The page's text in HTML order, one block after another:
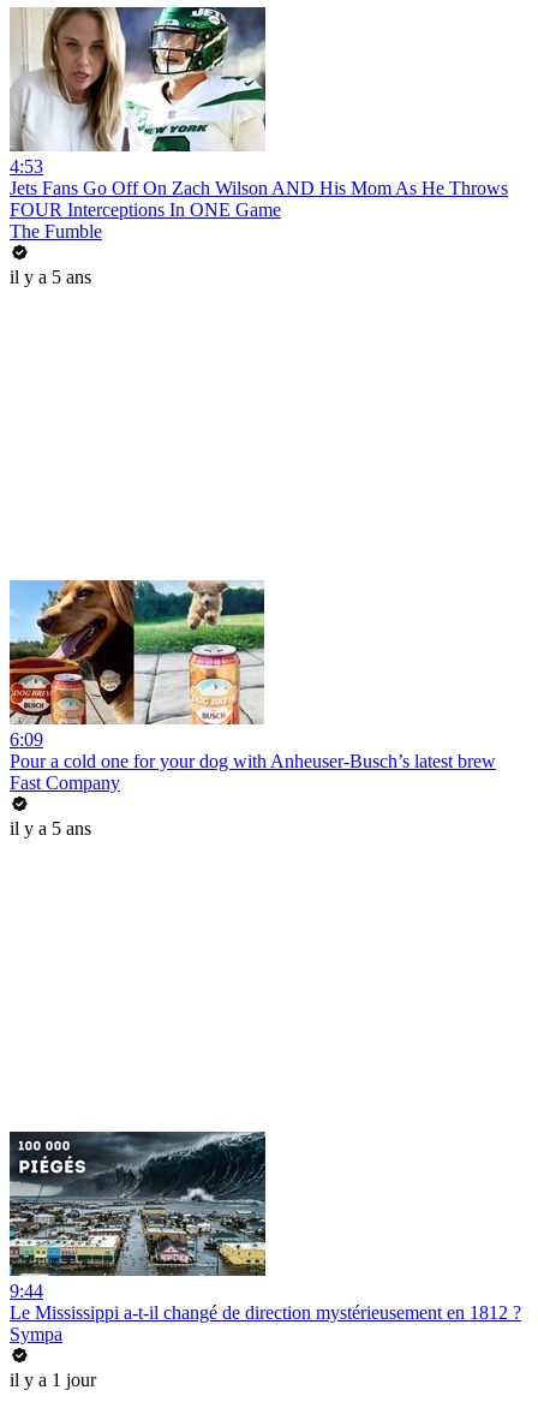
4:53
Jets Fans Go Off On Zach Wilson AND His Mom As He Throws
FOUR Interceptions In ONE Game
The Fumble
il y a 5 ans
6:09
Pour a cold one for your dog with Anheuser-Busch’s latest brew
Fast Company
il y a 5 ans
9:44
Le Mississippi a-t-il changé de direction mystérieusement en 1812 ?
Sympa
il y a 1 jour